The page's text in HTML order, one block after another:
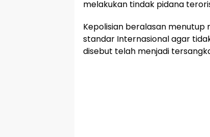
melakukan tindak pidana
Kepolisian beralasan menutup
standar Internasional agar
disebut telah menjadi